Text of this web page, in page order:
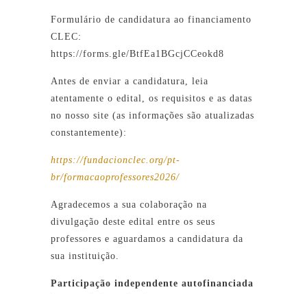
Formulário de candidatura ao financiamento
CLEC:
https://forms.gle/BtfEa1BGcjCCeokd8
Antes de enviar a candidatura, leia
atentamente o edital, os requisitos e as datas
no nosso site (as informações são atualizadas
constantemente):
https://fundacionclec.org/pt-
br/formacaoprofessores2026/
Agradecemos a sua colaboração na
divulgação deste edital entre os seus
professores e aguardamos a candidatura da
sua instituição.
Participação independente autofinanciada